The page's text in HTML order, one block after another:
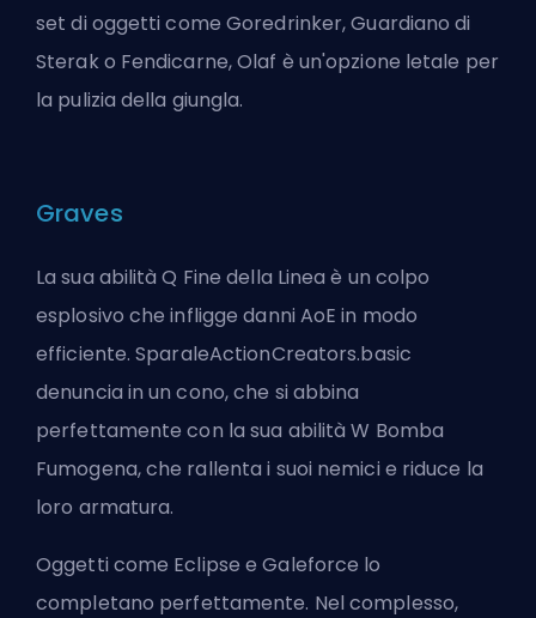
set di oggetti come Goredrinker, Guardiano di
Sterak o Fendicarne, Olaf è un'opzione letale per
la pulizia della giungla.
Graves
La sua abilità Q Fine della Linea è un colpo
esplosivo che infligge danni AoE in modo
efficiente. SparaleActionCreators.basic
denuncia in un cono, che si abbina
perfettamente con la sua abilità W Bomba
Fumogena, che rallenta i suoi nemici e riduce la
loro armatura.
Oggetti come Eclipse e Galeforce lo
completano perfettamente. Nel complesso,